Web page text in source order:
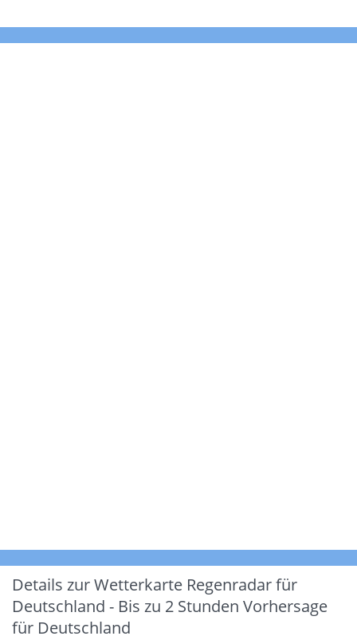
Details zur Wetterkarte Regenradar für
Deutschland - Bis zu 2 Stunden Vorhersage
für Deutschland